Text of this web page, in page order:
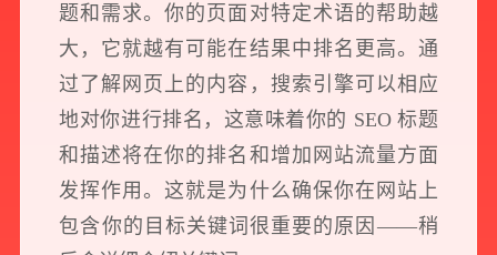
题和需求。你的页面对特定术语的帮助越
大，它就越有可能在结果中排名更高。通
过了解网页上的内容，搜索引擎可以相应
地对你进行排名，这意味着你的 SEO 标题
和描述将在你的排名和增加网站流量方面
发挥作用。这就是为什么确保你在网站上
包含你的目标关键词很重要的原因——稍